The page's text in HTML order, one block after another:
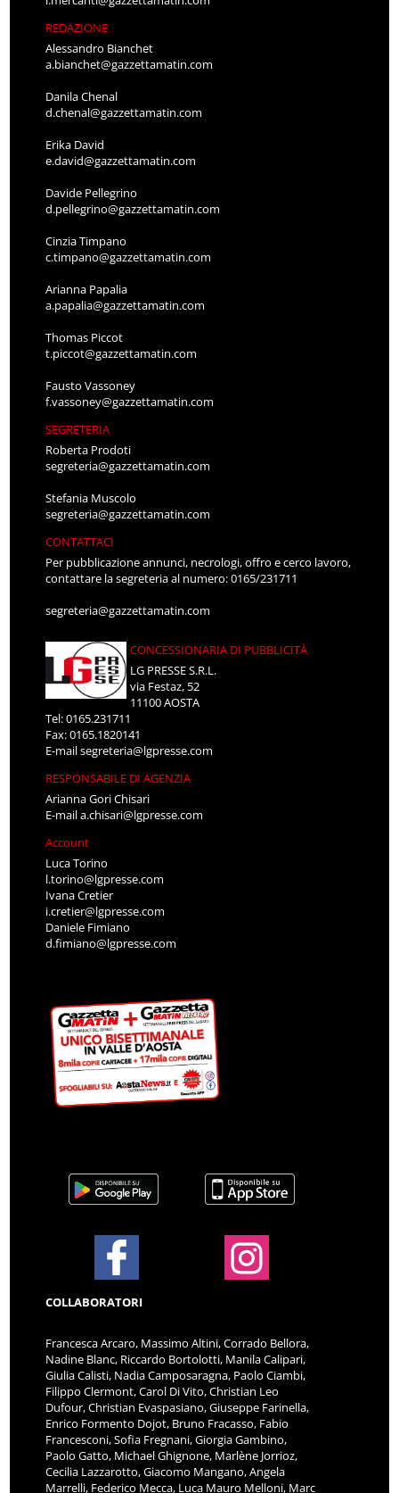
REDAZIONE
Alessandro Bianchet
a.bianchet@gazzettamatin.com
Danila Chenal
d.chenal@gazzettamatin.com
Erika David
e.david@gazzettamatin.com
Davide Pellegrino
d.pellegrino@gazzettamatin.com
Cinzia Timpano
c.timpano@gazzettamatin.com
Arianna Papalia
a.papalia@gazzettamatin.com
Thomas Piccot
t.piccot@gazzettamatin.com
Fausto Vassoney
f.vassoney@gazzettamatin.com
SEGRETERIA
Roberta Prodoti
segreteria@gazzettamatin.com
Stefania Muscolo
segreteria@gazzettamatin.com
CONTATTACI
Per pubblicazione annunci, necrologi, offro e cerco lavoro,
contattare la segreteria al numero: 0165/231711
segreteria@gazzettamatin.com
CONCESSIONARIA DI PUBBLICITÀ
LG PRESSE S.R.L.
via Festaz, 52
11100 AOSTA
Tel: 0165.231711
Fax: 0165.1820141
E-mailsegreteria@lgpresse.com
RESPONSABILE DI AGENZIA
Arianna Gori Chisari
E-maila.chisari@lgpresse.com
Account
Luca Torino
l.torino@lgpresse.com
Ivana Cretier
i.cretier@lgpresse.com
Daniele Fimiano
d.fimiano@lgpresse.com
COLLABORATORI
Francesca Arcaro, Massimo Altini, Corrado Bellora,
Nadine Blanc, Riccardo Bortolotti, Manila Calipari,
Giulia Calisti, Nadia Camposaragna, Paolo Ciambi,
Filippo Clermont, Carol Di Vito, Christian Leo
Dufour, Christian Evaspasiano, Giuseppe Farinella,
Enrico Formento Dojot, Bruno Fracasso, Fabio
Francesconi, Sofia Fregnani, Giorgia Gambino,
Paolo Gatto, Michael Ghignone, Marlène Jorrioz,
Cecilia Lazzarotto, Giacomo Mangano, Angela
Marrelli, Federico Mecca, Luca Mauro Melloni, Marc